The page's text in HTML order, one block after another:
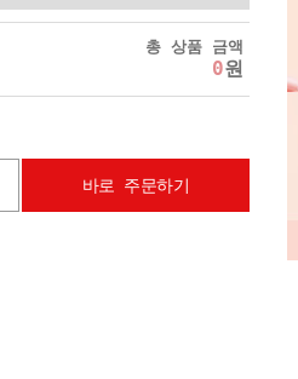
총 상품 금액
0원
바로 주문하기